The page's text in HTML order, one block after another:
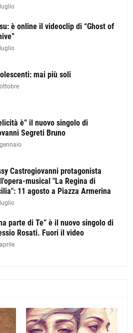
è online il videoclip di “Ghost of
mai più soli
è” il nuovo singolo di
Segreti Bruno
Castrogiovanni protagonista
musical "La Regina di
11 agosto a Piazza Armerina
parte di Te” è il nuovo singolo di
Rosati. Fuori il video